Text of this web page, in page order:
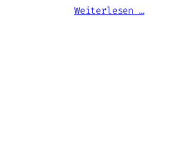
Weiterlesen …